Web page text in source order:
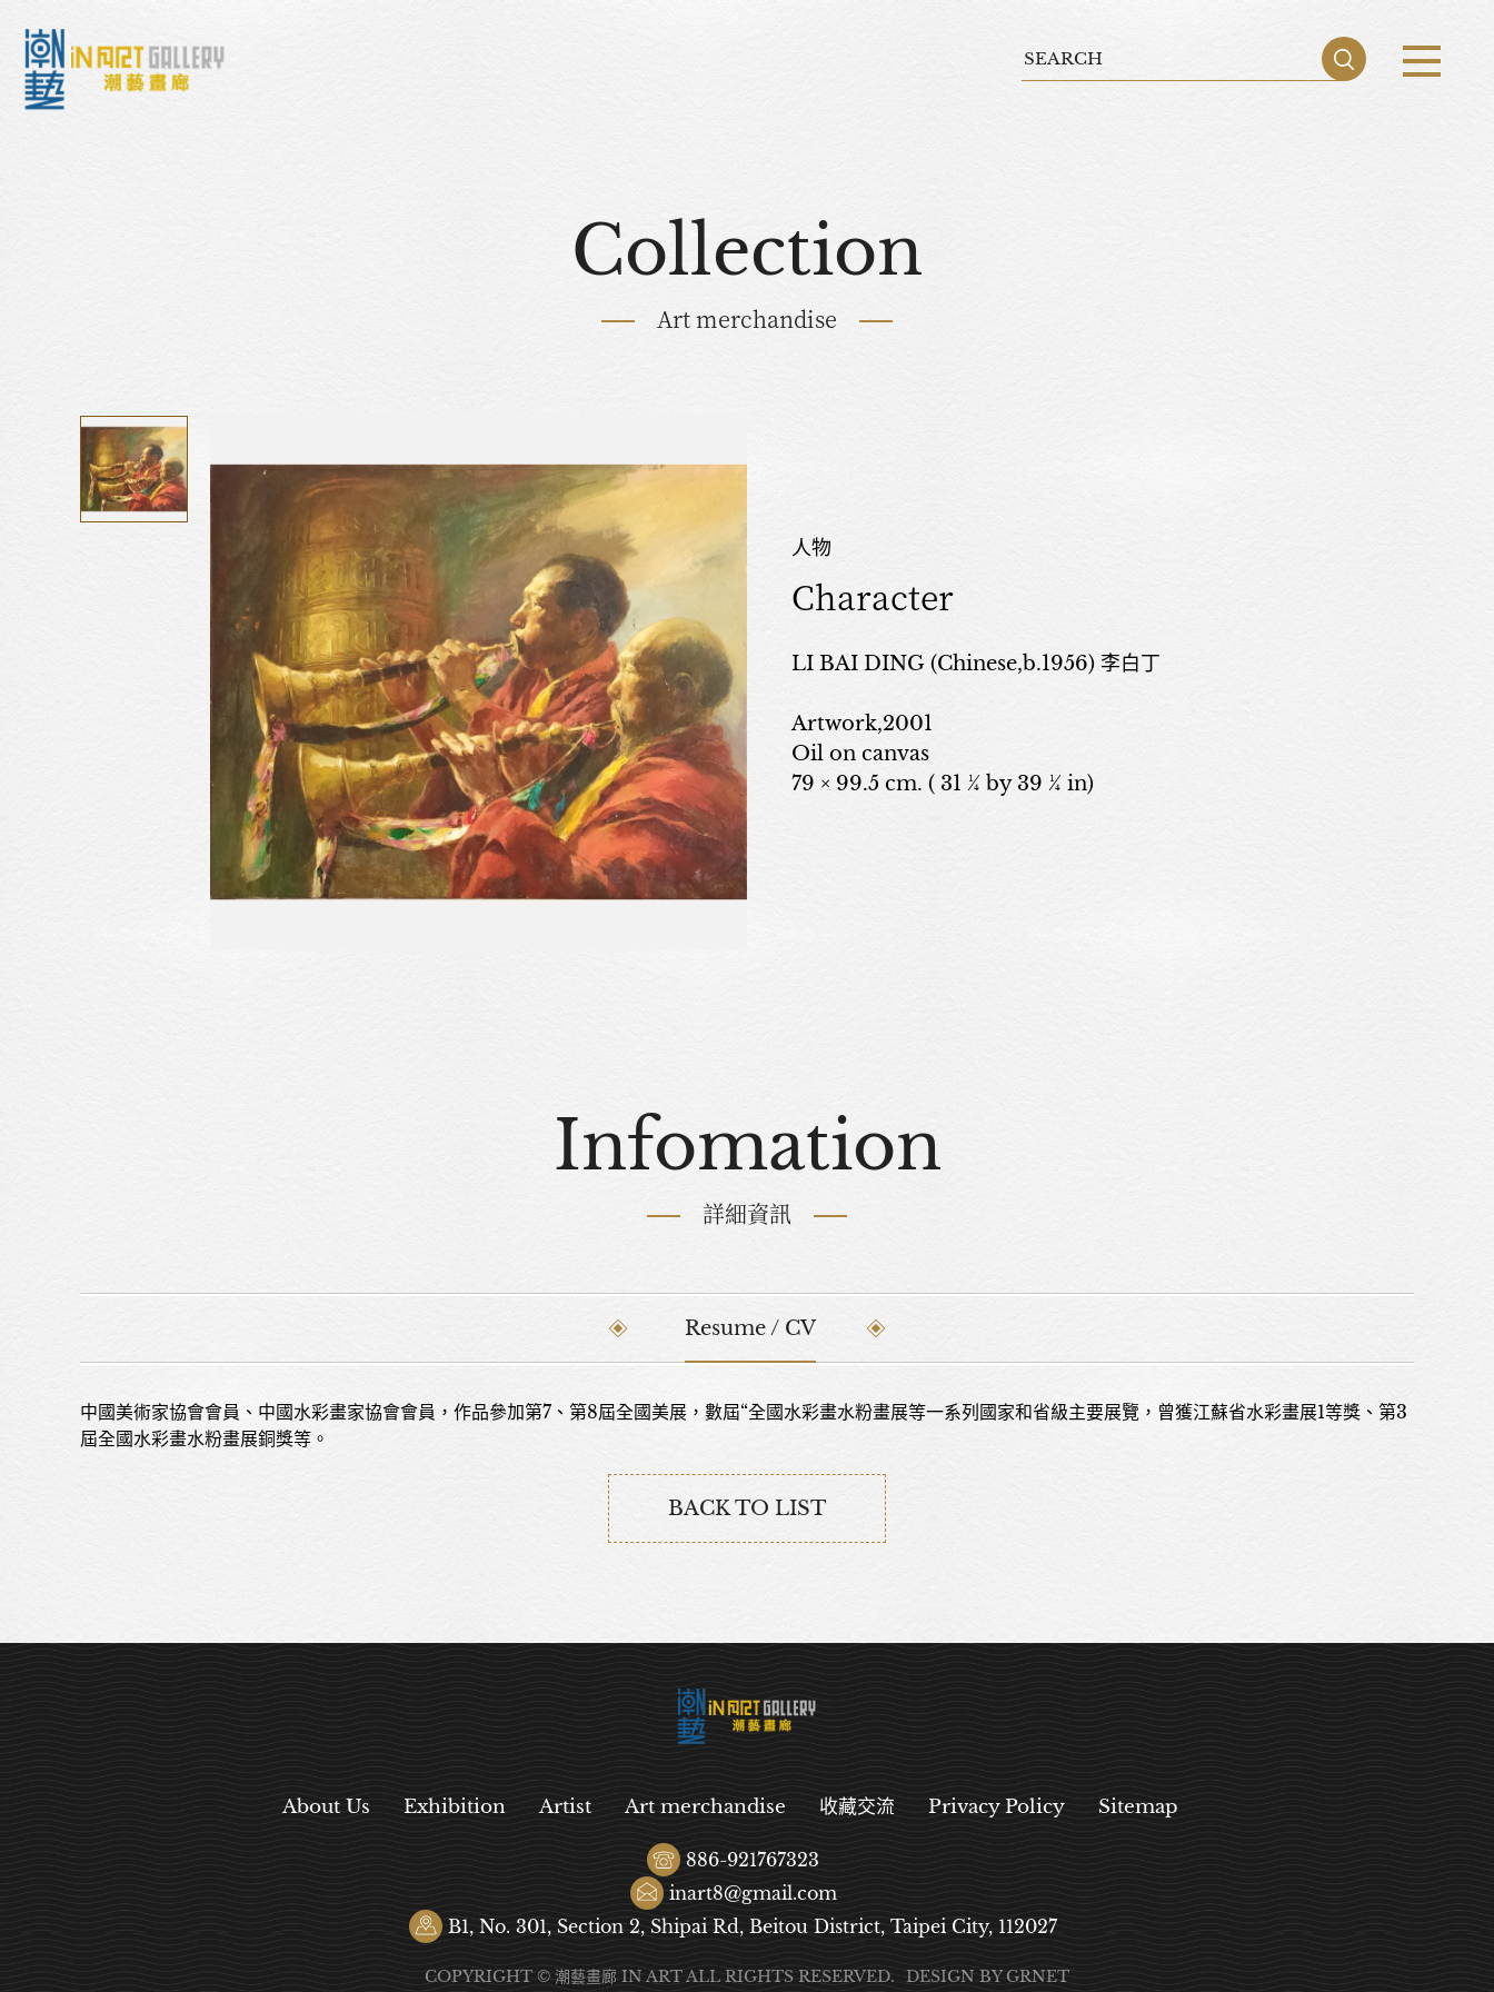
Sitemap Privacy Policy
Collection
Art merchandise
人物
Character
LI BAI DING (Chinese,b.1956) 李白丁
Artwork,2001
Oil on canvas
79 × 99.5 cm. ( 31 ¼ by 39 ¼ in)
Infomation
詳細資訊
Resume / CV
中國美術家協會會員、中國水彩畫家協會會員，作品參加第7、第8屆全國美展，數屆“全國水彩畫水粉畫展等一系列國家和省級主要展覽，曾獲江蘇省水彩畫展1等獎、第3
屆全國水彩畫水粉畫展銅獎等。
BACK TO LIST
About Us Exhibition Artist Art merchandise 收藏交流 Privacy Policy Sitemap
886-921767323
inart8@gmail.com
B1, No. 301, Section 2, Shipai Rd, Beitou District, Taipei City, 112027
COPYRIGHT © 潮藝畫廊 IN ART ALL RIGHTS RESERVED. DESIGN BY GRNET